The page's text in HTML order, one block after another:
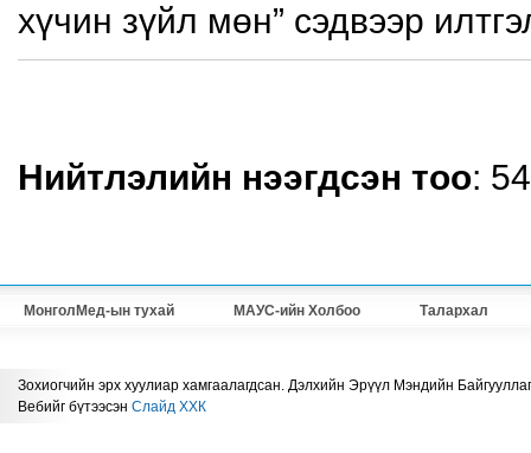
хүчин зүйл мөн” сэдвээр
Нийтлэлийн нээгдсэн тоо:
МонголМед-ын тухай МАУС-ийн Холбоо Талархал
Зохиогчийн эрх хуулиар хамгаалагдсан. Дэлхийн Эрүүл Мэндийн
Вебийг бүтээсэн Слайд ХХК